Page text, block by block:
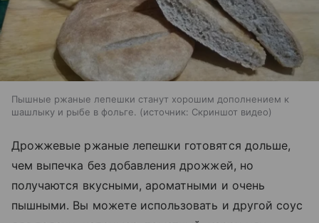
Пышные ржаные лепешки станут хорошим дополнением к
шашлыку и рыбе в фольге.
источник: Скриншот видео
Дрожжевые ржаные лепешки готовятся дольше,
чем выпечка без добавления дрожжей, но
получаются вкусными, ароматными и очень
пышными. Вы можете использовать и другой соус